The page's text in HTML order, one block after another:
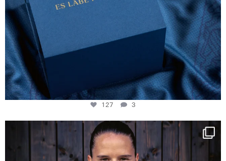
127 3
NIE USENAND GAH
Some anniversaries
295
5